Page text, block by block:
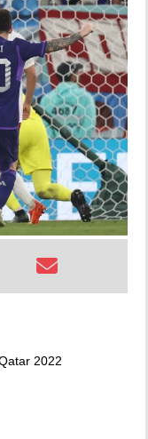
2022